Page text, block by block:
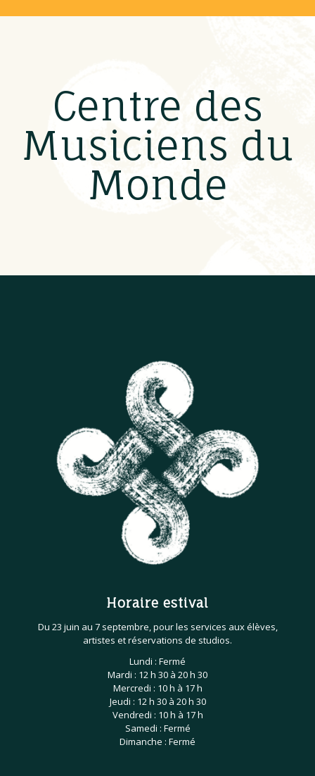
Centre des
Musiciens du
Monde
Horaire estival
Du 23 juin au 7 septembre, pour les services aux élèves,
artistes et réservations de studios.
Lundi : Fermé
Mardi : 12 h 30 à 20 h 30
Mercredi : 10 h à 17 h
Jeudi : 12 h 30 à 20 h 30
Vendredi : 10 h à 17 h
Samedi : Fermé
Dimanche : Fermé